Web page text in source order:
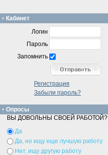
Кабинет
Логин
Пароль
Запомнить
Регистрация
Забыли пароль?
Опросы
ВЫ ДОВОЛЬНЫ СВОЕЙ РАБОТОЙ?
Да
Да, но ищу еще лучшую работу
Нет, ищу другую работу